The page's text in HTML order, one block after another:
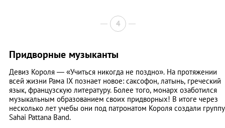
4
Придворные музыканты
Девиз Короля — «Учиться никогда не поздно». На протяжении
всей жизни Рама IX познает новое: саксофон, латынь, греческий
язык, французскую литературу. Более того, монарх озаботился
музыкальным образованием своих придворных! В итоге через
несколько лет учебы они под патронатом Короля создали группу
Sahai Pattana Band.